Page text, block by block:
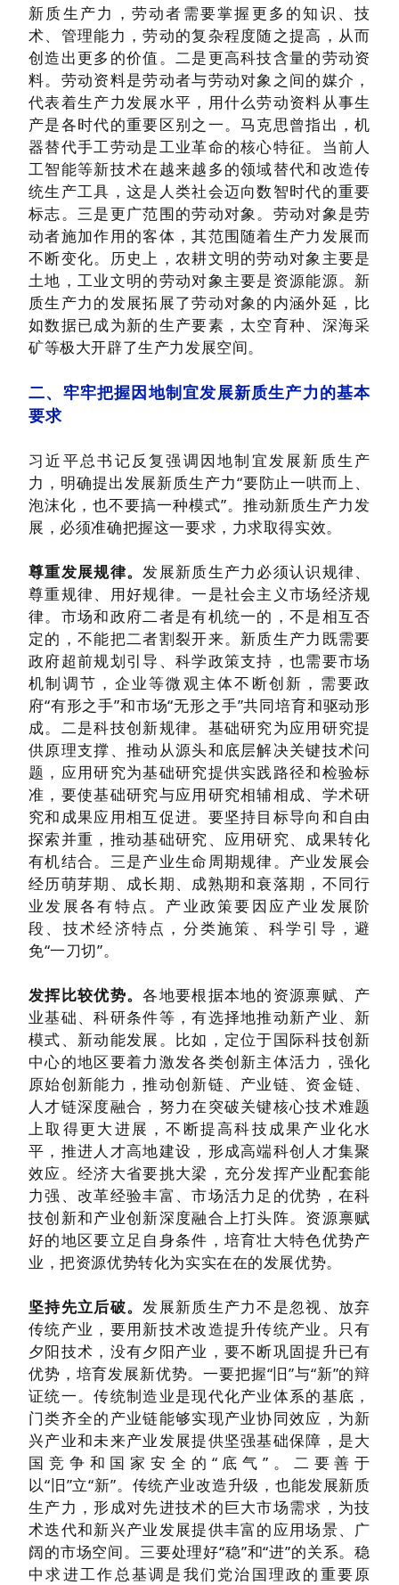
新质生产力，劳动者需要掌握更多的知识、技
术、管理能力，劳动的复杂程度随之提高，从而
创造出更多的价值。二是更高科技含量的劳动资
料。劳动资料是劳动者与劳动对象之间的媒介，
代表着生产力发展水平，用什么劳动资料从事生
产是各时代的重要区别之一。马克思曾指出，机
器替代手工劳动是工业革命的核心特征。当前人
工智能等新技术在越来越多的领域替代和改造传
统生产工具，这是人类社会迈向数智时代的重要
标志。三是更广范围的劳动对象。劳动对象是劳
动者施加作用的客体，其范围随着生产力发展而
不断变化。历史上，农耕文明的劳动对象主要是
土地，工业文明的劳动对象主要是资源能源。新
质生产力的发展拓展了劳动对象的内涵外延，比
如数据已成为新的生产要素，太空育种、深海采
矿等极大开辟了生产力发展空间。
二、牢牢把握因地制宜发展新质生产力的基本
要求
习近平总书记反复强调因地制宜发展新质生产
力，明确提出发展新质生产力“要防止一哄而上、
泡沫化，也不要搞一种模式”。推动新质生产力发
展，必须准确把握这一要求，力求取得实效。
尊重发展规律。发展新质生产力必须认识规律、
尊重规律、用好规律。一是社会主义市场经济规
律。市场和政府二者是有机统一的，不是相互否
定的，不能把二者割裂开来。新质生产力既需要
政府超前规划引导、科学政策支持，也需要市场
机制调节，企业等微观主体不断创新，需要政
府“有形之手”和市场“无形之手”共同培育和驱动形
成。二是科技创新规律。基础研究为应用研究提
供原理支撑、推动从源头和底层解决关键技术问
题，应用研究为基础研究提供实践路径和检验标
准，要使基础研究与应用研究相辅相成、学术研
究和成果应用相互促进。要坚持目标导向和自由
探索并重，推动基础研究、应用研究、成果转化
有机结合。三是产业生命周期规律。产业发展会
经历萌芽期、成长期、成熟期和衰落期，不同行
业发展各有特点。产业政策要因应产业发展阶
段、技术经济特点，分类施策、科学引导，避
免“一刀切”。
发挥比较优势。各地要根据本地的资源禀赋、产
业基础、科研条件等，有选择地推动新产业、新
模式、新动能发展。比如，定位于国际科技创新
中心的地区要着力激发各类创新主体活力，强化
原始创新能力，推动创新链、产业链、资金链、
人才链深度融合，努力在突破关键核心技术难题
上取得更大进展，不断提高科技成果产业化水
平，推进人才高地建设，形成高端科创人才集聚
效应。经济大省要挑大梁，充分发挥产业配套能
力强、改革经验丰富、市场活力足的优势，在科
技创新和产业创新深度融合上打头阵。资源禀赋
好的地区要立足自身条件，培育壮大特色优势产
业，把资源优势转化为实实在在的发展优势。
坚持先立后破。发展新质生产力不是忽视、放弃
传统产业，要用新技术改造提升传统产业。只有
夕阳技术，没有夕阳产业，要不断巩固提升已有
优势，培育发展新优势。一要把握“旧”与“新”的辩
证统一。传统制造业是现代化产业体系的基底，
门类齐全的产业链能够实现产业协同效应，为新
兴产业和未来产业发展提供坚强基础保障，是大
国竞争和国家安全的“底气”。二要善于
以“旧”立“新”。传统产业改造升级，也能发展新质
生产力，形成对先进技术的巨大市场需求，为技
术迭代和新兴产业发展提供丰富的应用场景、广
阔的市场空间。三要处理好“稳”和“进”的关系。稳
中求进工作总基调是我们党治国理政的重要原